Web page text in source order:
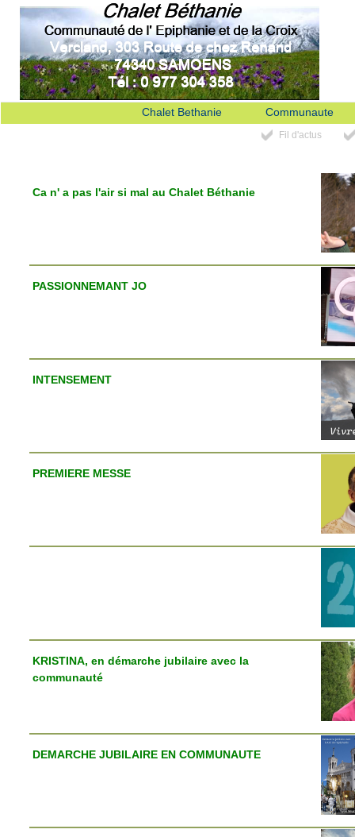
Chalet Bethanie Communaute
Fil d'actus
Ca n' a pas l'air si mal au Chalet Béthanie
PASSIONNEMANT JO
INTENSEMENT
PREMIERE MESSE
KRISTINA, en démarche jubilaire avec la
communauté
DEMARCHE JUBILAIRE EN COMMUNAUTE